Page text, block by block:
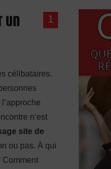
1
un
célibataires.
n’est
site de
ou pas. À qui
Comment